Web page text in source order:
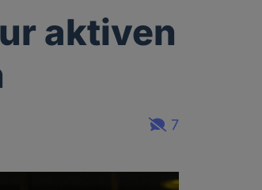
aktiven
7